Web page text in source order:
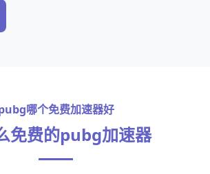
哪个免费加速器好
免费的pubg加速器